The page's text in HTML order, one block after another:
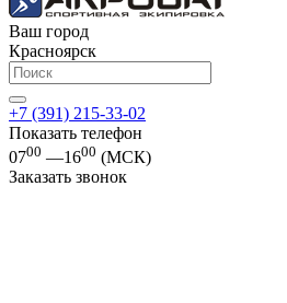
Ваш город
Красноярск
+7 (391) 215-33-02
Показать телефон
0700 —1600 (МСК)
Заказать звонок